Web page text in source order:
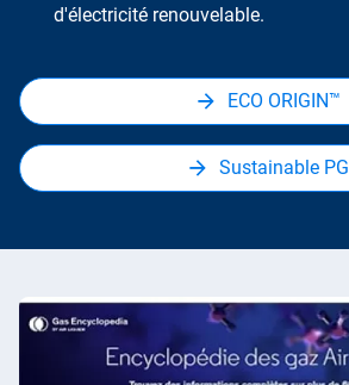
d'électricité renouvelable.
ECO ORIGIN™
Sustainable PG